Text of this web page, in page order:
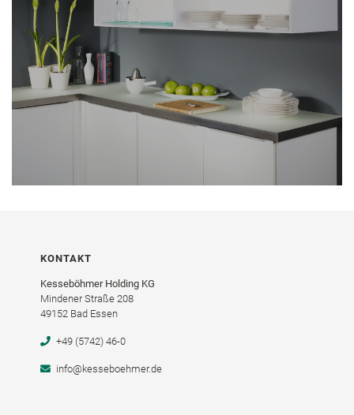
KONTAKT
Kesseböhmer Holding KG
Mindener Straße 208
49152 Bad Essen
+49 (5742) 46-0
info@kesseboehmer.de